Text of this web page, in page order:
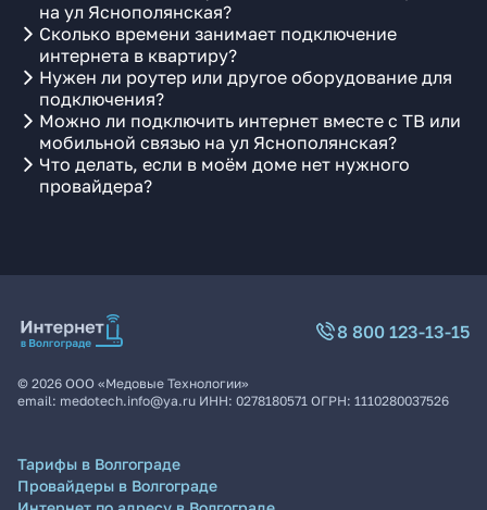
на ул Яснополянская?
Сколько времени занимает подключение
интернета в квартиру?
Нужен ли роутер или другое оборудование для
подключения?
Можно ли подключить интернет вместе с ТВ или
мобильной связью на ул Яснополянская?
Что делать, если в моём доме нет нужного
провайдера?
8 800 123-13-15
© 2026 ООО «Медовые Технологии»
email: medotech.info@ya.ru ИНН: 0278180571 ОГРН: 1110280037526
Тарифы в Волгограде
Провайдеры в Волгограде